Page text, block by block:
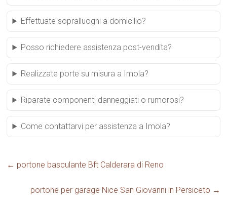
Effettuate sopralluoghi a domicilio?
Posso richiedere assistenza post-vendita?
Realizzate porte su misura a Imola?
Riparate componenti danneggiati o rumorosi?
Come contattarvi per assistenza a Imola?
← portone basculante Bft Calderara di Reno
portone per garage Nice San Giovanni in Persiceto →